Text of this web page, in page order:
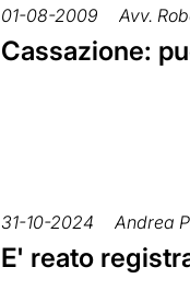
01-08-2009 Avv.
Cassazione:
31-10-2024 Andrea
E' reato